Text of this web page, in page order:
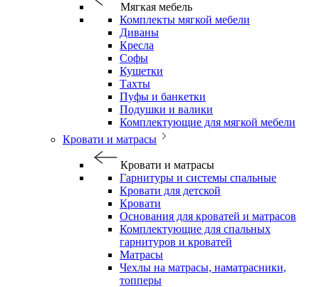
Мягкая мебель
Комплекты мягкой мебели
Диваны
Кресла
Софы
Кушетки
Тахты
Пуфы и банкетки
Подушки и валики
Комплектующие для мягкой мебели
Кровати и матрасы
Кровати и матрасы
Гарнитуры и системы спальные
Кровати для детской
Кровати
Основания для кроватей и матрасов
Комплектующие для спальных
гарнитуров и кроватей
Матрасы
Чехлы на матрасы, наматрасники,
топперы